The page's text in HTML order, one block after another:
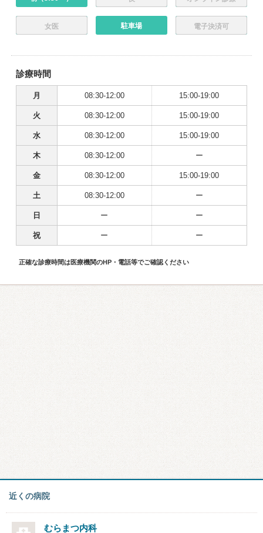
女医 駐車場 電子決済可
診療時間
月 08:30-12:00 15:00-19:00
火 08:30-12:00 15:00-19:00
水 08:30-12:00 15:00-19:00
木 08:30-12:00 ー
金 08:30-12:00 15:00-19:00
土 08:30-12:00 ー
日 ー ー
祝 ー ー
正確な診療時間は医療機関のHP・電話等でご確認ください
近くの病院
むらまつ内科